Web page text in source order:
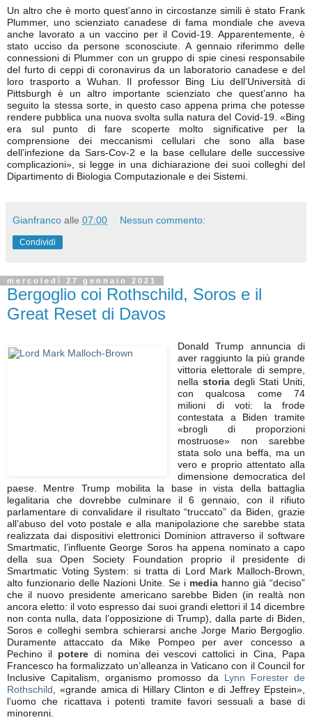
Un altro che è morto quest’anno in circostanze simili è stato Frank
Plummer, uno scienziato canadese di fama mondiale che aveva
anche lavorato a un vaccino per il Covid-19. Apparentemente, è
stato ucciso da persone sconosciute. A gennaio riferimmo delle
connessioni di Plummer con un gruppo di spie cinesi responsabile
del furto di ceppi di coronavirus da un laboratorio canadese e del
loro trasporto a Wuhan. Il professor Bing Liu dell’Università di
Pittsburgh è un altro importante scienziato che quest’anno ha
seguito la stessa sorte, in questo caso appena prima che potesse
rendere pubblica una nuova svolta sulla natura del Covid-19. «Bing
era sul punto di fare scoperte molto significative per la
comprensione dei meccanismi cellulari che sono alla base
dell’infezione da Sars-Cov-2 e la base cellulare delle successive
complicazioni», si legge in una dichiarazione dei suoi colleghi del
Dipartimento di Biologia Computazionale e dei Sistemi.
Gianfranco alle 07:00 Nessun commento:
Condividi
mercoledì 27 gennaio 2021
Bergoglio coi Rothschild, Soros e il
Great Reset di Davos
Donald Trump annuncia di
aver raggiunto la più grande
vittoria elettorale di sempre,
nella storia degli Stati Uniti,
con qualcosa come 74
milioni di voti: la frode
contestata a Biden tramite
«brogli di proporzioni
mostruose» non sarebbe
stata solo una beffa, ma un
vero e proprio attentato alla
dimensione democratica del
paese. Mentre Trump mobilita la base in vista della battaglia
legalitaria che dovrebbe culminare il 6 gennaio, con il rifiuto
parlamentare di convalidare il risultato “truccato” da Biden, grazie
all’abuso del voto postale e alla manipolazione che sarebbe stata
realizzata dai dispositivi elettronici Dominion attraverso il software
Smartmatic, l’influente George Soros ha appena nominato a capo
della sua Open Society Foundation proprio il presidente di
Smartmatic Voting System: si tratta di Lord Mark Malloch-Brown,
alto funzionario delle Nazioni Unite. Se i media hanno già “deciso”
che il nuovo presidente americano sarebbe Biden (in realtà non
ancora eletto: il voto espresso dai suoi grandi elettori il 14 dicembre
non conta nulla, data l’opposizione di Trump), dalla parte di Biden,
Soros e colleghi sembra schierarsi anche Jorge Mario Bergoglio.
Duramente attaccato da Mike Pompeo per aver concesso a
Pechino il poteredi nomina dei vescovi cattolici in Cina, Papa
Francesco ha formalizzato un’alleanza in Vaticano con il Council for
Inclusive Capitalism, organismo promosso da
Lynn Forester de
Rothschild , «grande amica di Hillary Clinton e di Jeffrey Epstein»,
l’uomo che ricattava i potenti tramite favori sessuali a base di
minorenni.